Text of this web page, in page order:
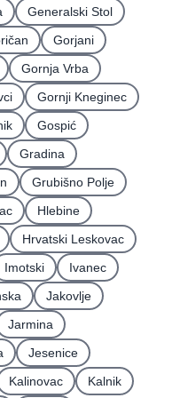
Generalski Stol
Gorjani
Gornja Vrba
Gornji Kneginec
Gospić
Gradina
Grubišno Polje
Hlebine
Hrvatski Leskovac
Imotski
Ivanec
Jakovlje
Jarmina
Jesenice
Kalinovac Kalnik